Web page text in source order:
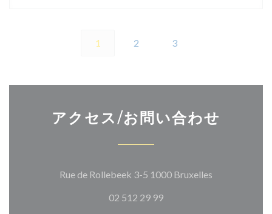
1 2 3
アクセス/お問い合わせ
Rue de Rollebeek 3-5 1000 Bruxelles
02 512 29 99